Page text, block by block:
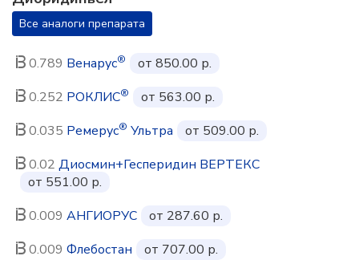
Все аналоги препарата
0.789 Венарус®
от 850.00 р.
0.252 РОКЛИС®
от 563.00 р.
0.035 Ремерус® Ультра
от 509.00 р.
0.02 Диосмин+Гесперидин ВЕРТЕКС
от 551.00 р.
0.009 АНГИОРУС
от 287.60 р.
0.009 Флебостан
от 707.00 р.